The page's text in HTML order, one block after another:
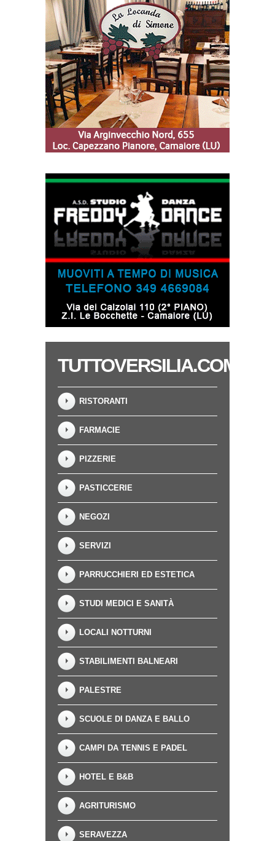
TUTTOVERSILIA.COM
RISTORANTI
FARMACIE
PIZZERIE
PASTICCERIE
NEGOZI
SERVIZI
PARRUCCHIERI ED ESTETICA
STUDI MEDICI E SANITÀ
LOCALI NOTTURNI
STABILIMENTI BALNEARI
PALESTRE
SCUOLE DI DANZA E BALLO
CAMPI DA TENNIS E PADEL
HOTEL E B&B
AGRITURISMO
SERAVEZZA